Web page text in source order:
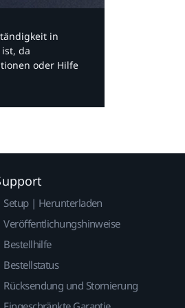
in
da
oder Hilfe
Setup | Herunterladen
Veröffentlichungshinweise
Bestellhilfe
Bestellstatus
Rücksendung und Stornierung